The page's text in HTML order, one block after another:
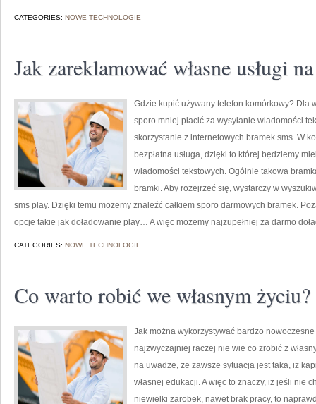
CATEGORIES: NOWE TECHNOLOGIE
Jak zareklamować własne usługi
Gdzie kupić używany telefon komórkowy? Dla
sporo mniej płacić za wysyłanie wiadomości
skorzystanie z internetowych bramek sms. W
bezpłatna usługa, dzięki to której będziemy
wiadomości tekstowych. Ogólnie takowa
bramki. Aby rozejrzeć się, wystarczy w
sms play. Dzięki temu możemy znaleźć całkiem sporo darmowych bramek.
opcje takie jak doładowanie play… A więc możemy najzupełniej za darmo
CATEGORIES: NOWE TECHNOLOGIE
Co warto robić we własnym życiu?
Jak można wykorzystywać bardzo
najzwyczajniej raczej nie wie co zrobić z
na uwadze, że zawsze sytuacja jest taka, iż
własnej edukacji. A więc to znaczy, iż jeśli nie
niewielki zarobek, nawet brak pracy, to